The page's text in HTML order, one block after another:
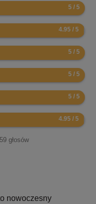
59 głosów
nowoczesny